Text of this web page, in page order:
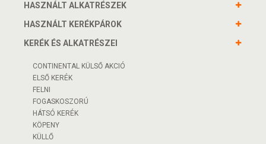
HASZNÁLT ALKATRÉSZEK
HASZNÁLT KERÉKPÁROK
KERÉK ÉS ALKATRÉSZEI
CONTINENTAL KÜLSŐ AKCIÓ
ELSŐ KERÉK
FELNI
FOGASKOSZORÚ
HÁTSÓ KERÉK
KÖPENY
KÜLLŐ